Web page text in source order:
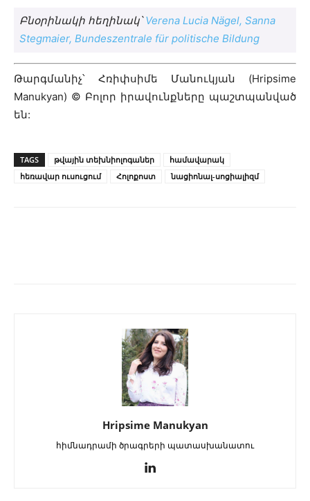
Բնօրինակի հեղինակ՝Verena Lucia Nägel, Sanna
Stegmaier, Bundeszentrale für politische Bildung
Թարգմանիչ՝ Հռիփսիմե Մանուկյան (Hripsime
Manukyan) © Բոլոր իրավունքները պաշտպանված
են:
TAGS թվային տեխնիոլոգաներ
համավարակ
հեռավար ուսուցում
Հոլոքոստ նացիոնալ-սոցիալիզմ
Hripsime Manukyan
հիմնադրամի ծրագրերի պատասխանատու